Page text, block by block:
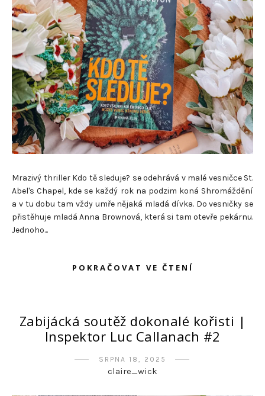
Mrazivý thriller Kdo tě sleduje? se odehrává v malé vesničce St.
Abel's Chapel, kde se každý rok na podzim koná Shromáždění
a v tu dobu tam vždy umře nějaká mladá dívka. Do vesničky se
přistěhuje mladá Anna Brownová, která si tam otevře pekárnu.
Jednoho...
POKRAČOVAT VE ČTENÍ
Zabijácká soutěž dokonalé kořisti |
Inspektor Luc Callanach #2
SRPNA 18, 2025
claire_wick